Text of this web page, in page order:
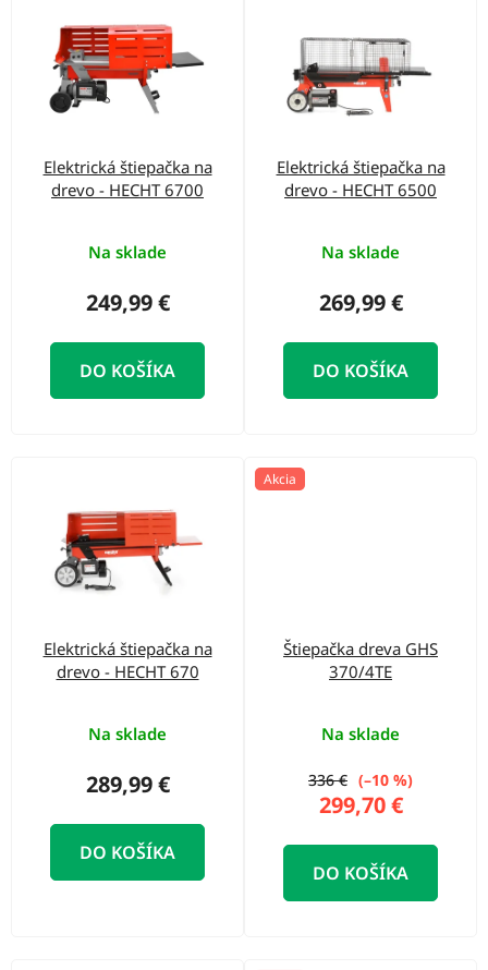
Elektrická štiepačka na
drevo - HECHT 6700
Na sklade
249,99 €
DO KOŠÍKA
Elektrická štiepačka na
drevo - HECHT 6500
Na sklade
269,99 €
DO KOŠÍKA
Elektrická štiepačka na
drevo - HECHT 670
Na sklade
289,99 €
DO KOŠÍKA
Akcia
Štiepačka dreva GHS
370/4TE
Na sklade
299,70 €
336 € (–10 %)
DO KOŠÍKA